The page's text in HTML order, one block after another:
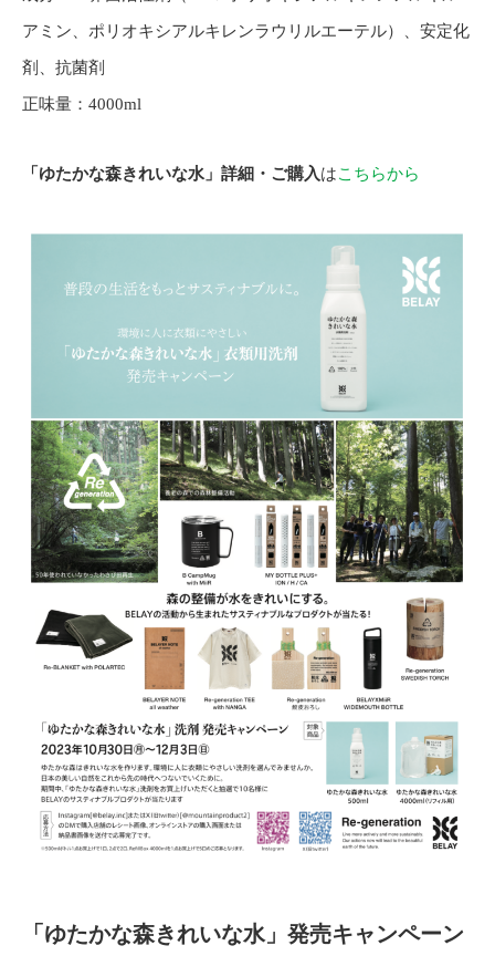
アミン、ポリオキシアルキレンラウリルエーテル）、安定化
剤、抗菌剤
正味量：4000ml
「ゆたかな森きれいな水」詳細・ご購入はこちらから
「ゆたかな森きれいな水」発売キャンペーン